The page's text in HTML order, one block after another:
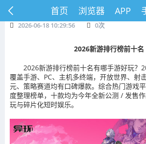
首页 浏览器 APP
2026-06-18 10:29:56 0次
2026新游排行榜前十名
2026新游排行榜前十名有哪手游好玩？
覆盖手游、PC、主机多终端，开放世界、射
元、策略赛道均有口碑爆款。综合热门游戏
度整理榜单，十款均为今年全新公测 / 发售
玩与碎片化短时娱乐。